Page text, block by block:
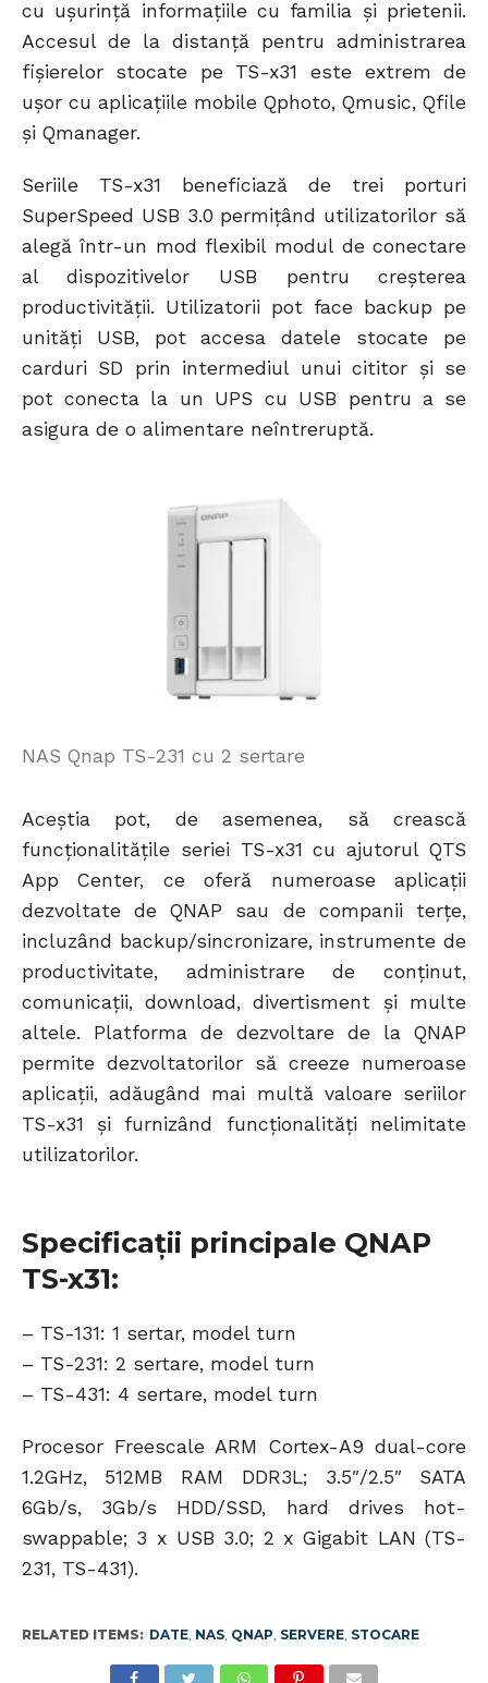
cu ușurință informațiile cu familia și prietenii.
Accesul de la distanță pentru administrarea
fișierelor stocate pe TS-x31 este extrem de
ușor cu aplicațiile mobile Qphoto, Qmusic, Qfile
și Qmanager.
Seriile TS-x31 beneficiază de trei porturi
SuperSpeed USB 3.0 permițând utilizatorilor să
alegă într-un mod flexibil modul de conectare
al dispozitivelor USB pentru creșterea
productivității. Utilizatorii pot face backup pe
unități USB, pot accesa datele stocate pe
carduri SD prin intermediul unui cititor și se
pot conecta la un UPS cu USB pentru a se
asigura de o alimentare neîntreruptă.
NAS Qnap TS-231 cu 2 sertare
Aceștia pot, de asemenea, să crească
funcționalitățile seriei TS-x31 cu ajutorul QTS
App Center, ce oferă numeroase aplicații
dezvoltate de QNAP sau de companii terțe,
incluzând backup/sincronizare, instrumente de
productivitate, administrare de conținut,
comunicații, download, divertisment și multe
altele. Platforma de dezvoltare de la QNAP
permite dezvoltatorilor să creeze numeroase
aplicații, adăugând mai multă valoare seriilor
TS-x31 și furnizând funcționalități nelimitate
utilizatorilor.
Specificații principale QNAP
TS-x31:
– TS-131: 1 sertar, model turn
– TS-231: 2 sertare, model turn
– TS-431: 4 sertare, model turn
Procesor Freescale ARM Cortex-A9 dual-core
1.2GHz, 512MB RAM DDR3L; 3.5″/2.5″ SATA
6Gb/s, 3Gb/s HDD/SSD, hard drives hot-
swappable; 3 x USB 3.0; 2 x Gigabit LAN (TS-
231, TS-431).
RELATED ITEMS: DATE, NAS, QNAP, SERVERE, STOCARE